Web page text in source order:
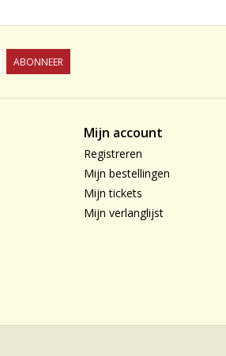
ABONNEER
Mijn account
Registreren
Mijn bestellingen
Mijn tickets
Mijn verlanglijst